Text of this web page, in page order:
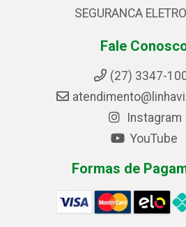
SEGURANCA
Fale
(27) 3347-
Instagram
YouTube
Formas de